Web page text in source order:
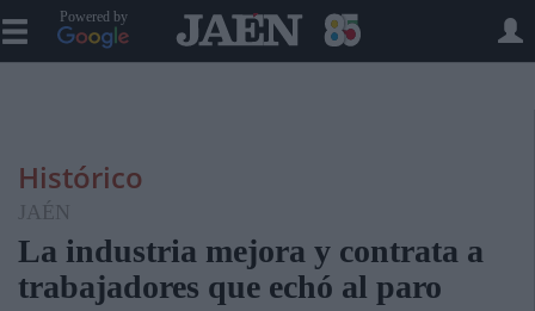
Powered by
Histórico
JAÉN
La industria mejora y contrata a
trabajadores que echó al paro